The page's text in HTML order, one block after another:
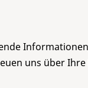
uns über